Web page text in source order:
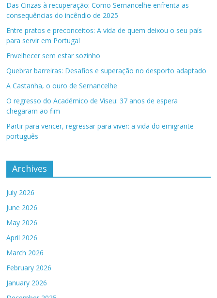
Das Cinzas à recuperação: Como Sernancelhe enfrenta as
consequências do incêndio de 2025
Entre pratos e preconceitos: A vida de quem deixou o seu país
para servir em Portugal
Envelhecer sem estar sozinho
Quebrar barreiras: Desafios e superação no desporto adaptado
A Castanha, o ouro de Sernancelhe
O regresso do Académico de Viseu: 37 anos de espera
chegaram ao fim
Partir para vencer, regressar para viver: a vida do emigrante
português
Archives
July 2026
June 2026
May 2026
April 2026
March 2026
February 2026
January 2026